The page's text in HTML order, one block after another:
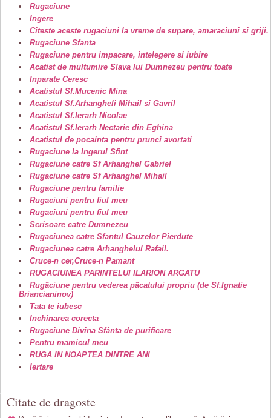
Rugaciune
Ingere
Citeste aceste rugaciuni la vreme de supare, amaraciuni si griji.
Rugaciune Sfanta
Rugaciune pentru impacare, intelegere si iubire
Acatist de multumire Slava lui Dumnezeu pentru toate
Inparate Ceresc
Acatistul Sf.Mucenic Mina
Acatistul Sf.Arhangheli Mihail si Gavril
Acatistul Sf.Ierarh Nicolae
Acatistul Sf.Ierarh Nectarie din Eghina
Acatistul de pocainta pentru prunci avortati
Rugaciune la Ingerul Sfint
Rugaciune catre Sf Arhanghel Gabriel
Rugaciune catre Sf Arhanghel Mihail
Rugaciune pentru familie
Rugaciuni pentru fiul meu
Rugaciuni pentru fiul meu
Scrisoare catre Dumnezeu
Rugaciunea catre Sfantul Cauzelor Pierdute
Rugaciunea catre Arhanghelul Rafail.
Cruce-n cer,Cruce-n Pamant
RUGACIUNEA PARINTELUI ILARION ARGATU
Rugãciune pentru vederea pãcatului propriu (de Sf.Ignatie
Briancianinov)
Tata te iubesc
Inchinarea corecta
Rugaciune Divina Sfânta de purificare
Pentru mamicul meu
RUGA IN NOAPTEA DINTRE ANI
Iertare
Citate de dragoste